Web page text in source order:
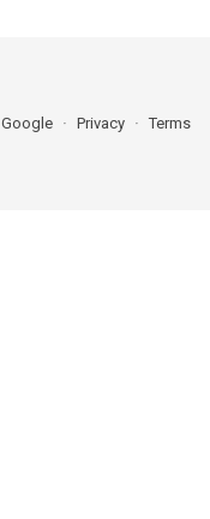
Google Privacy Terms